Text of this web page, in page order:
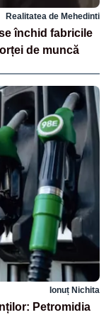
Realitatea de Mehedinti
închid fabricile
de muncă
Ionuț Nichita
Petromidia